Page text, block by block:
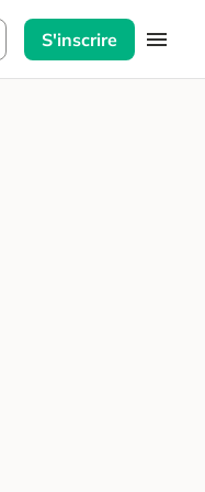
S'inscrire